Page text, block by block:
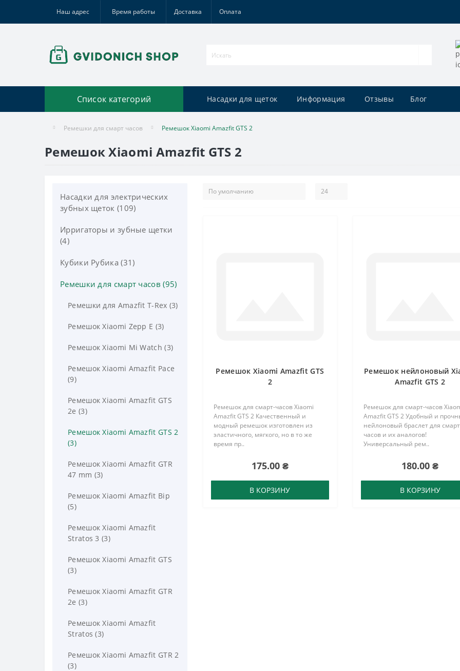
Наш адрес Время работы Доставка Оплата
Список категорий Насадки для щеток Информация Отзывы Блог
Ремешки для смарт часов Ремешок Xiaomi Amazfit GTS 2
Ремешок Xiaomi Amazfit GTS 2
Насадки для электрических
зубных щеток (109)
Насадки Oral-B Braun (56)
(11)
Насадки для Xiaomi Oclean
Sonic (3)
Насадки Seago (2)
Ирригаторы и зубные щетки
(4)
Кубики Рубика (31)
Ремешки для смарт часов (95)
Ремешки для Amazfit T-Rex (3)
Ремешок Xiaomi Zepp E (3)
Ремешок Xiaomi Mi Watch (3)
Ремешок Xiaomi Amazfit Pace
(9)
Ремешок Xiaomi Amazfit GTS
2e (3)
Ремешок Xiaomi Amazfit GTS 2
(3)
Ремешок Xiaomi Amazfit GTR
47 mm (3)
Ремешок Xiaomi Amazfit Bip
(5)
Ремешок Xiaomi Amazfit
Stratos 3 (3)
Ремешок Xiaomi Amazfit GTS
(3)
Ремешок Xiaomi Amazfit GTR
2e (3)
Ремешок Xiaomi Amazfit
Stratos (3)
Ремешок Xiaomi Amazfit GTR 2
(3)
Ремешок Xiaomi Amazfit GTS
2
Ремешок для смарт-часов Xiaomi
Amazfit GTS 2 Качественный и
модный ремешок изготовлен из
эластичного, мягкого, но в то же
время пр..
175.00 ₴
В КОРЗИНУ
Ремешок нейлоновый
Amazfit GTS 2
Ремешок для смарт-часов
Amazfit GTS 2 Удобный и
нейлоновый браслет для
часов и их аналогов!
Универсальный рем..
180.00 ₴
В КОРЗИНУ